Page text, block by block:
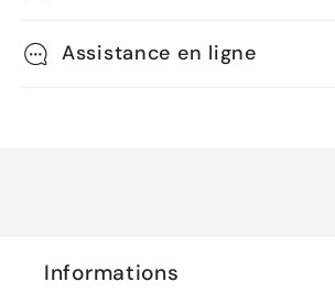
Assistance en ligne
Informations